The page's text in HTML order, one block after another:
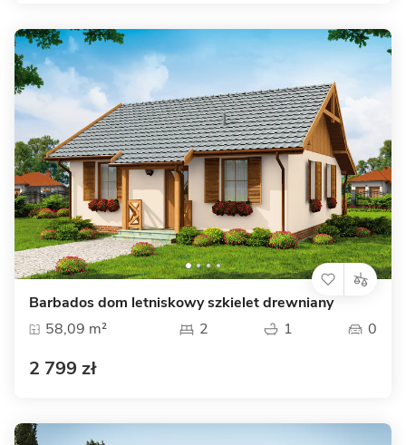
Barbados dom letniskowy szkielet drewniany
58,09 m²
2 1 0
2 799 zł